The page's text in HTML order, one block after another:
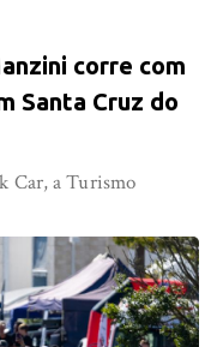
corre com
Santa Cruz do
Car, a Turismo